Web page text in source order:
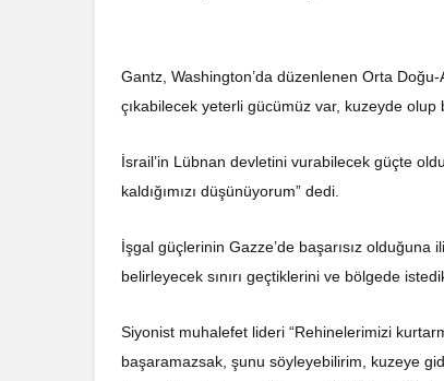
Gantz, Washington’da düzenlenen Orta Doğu-
çıkabilecek yeterli gücümüz var, kuzeyde olup
İsrail’in Lübnan devletini vurabilecek güçte
kaldığımızı düşünüyorum” dedi.
İşgal güçlerinin Gazze’de başarısız olduğuna
belirleyecek sınırı geçtiklerini ve bölgede
Siyonist muhalefet lideri “Rehinelerimizi
başaramazsak, şunu söyleyebilirim, kuzeye